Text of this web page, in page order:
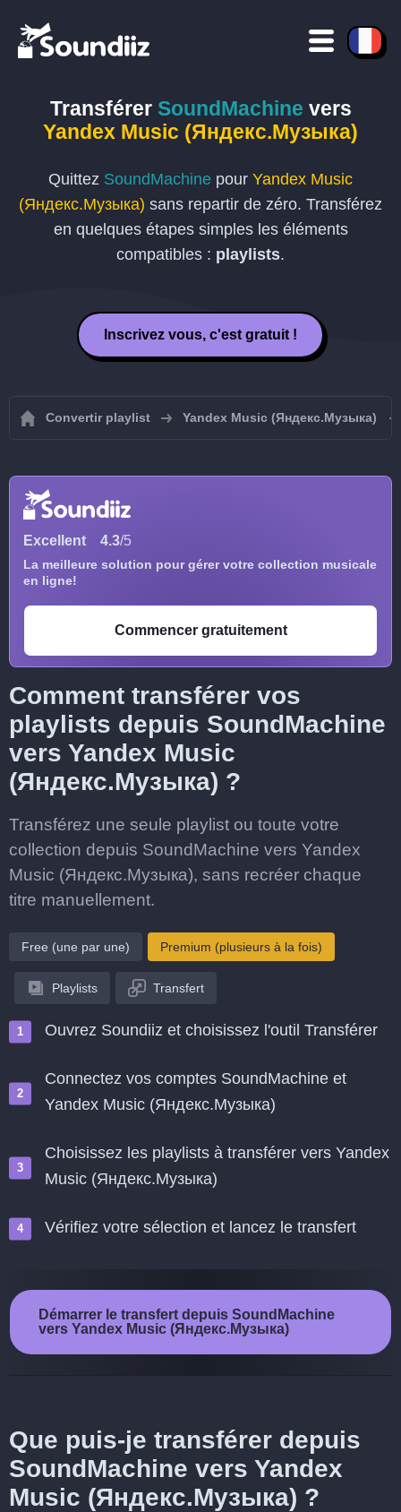
Transférer SoundMachine vers
Yandex Music (Яндекс.Музыка)
Quittez SoundMachine pour Yandex Music
(Яндекс.Музыка) sans repartir de zéro. Transférez
en quelques étapes simples les éléments
compatibles : playlists.
Inscrivez vous, c'est gratuit !
Convertir playlist Yandex Music (Яндекс.Музыка)
Excellent 4.3/5
La meilleure solution pour gérer votre collection musicale
en ligne!
Commencer gratuitement
Comment transférer vos
playlists depuis SoundMachine
vers Yandex Music
(Яндекс.Музыка) ?
Transférez une seule playlist ou toute votre
collection depuis SoundMachine vers Yandex
Music (Яндекс.Музыка), sans recréer chaque
titre manuellement.
Free (une par une) Premium (plusieurs à la fois)
Playlists Transfert
Ouvrez Soundiiz et choisissez l'outil Transférer
Connectez vos comptes SoundMachine et
Yandex Music (Яндекс.Музыка)
Choisissez les playlists à transférer vers Yandex
Music (Яндекс.Музыка)
Vérifiez votre sélection et lancez le transfert
Démarrer le transfert depuis SoundMachine
vers Yandex Music (Яндекс.Музыка)
Que puis-je transférer depuis
SoundMachine vers Yandex
Music (Яндекс.Музыка) ?